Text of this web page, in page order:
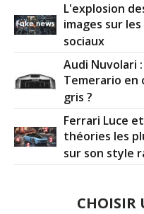
L'explosion
images sur
sociaux
Audi Nuvolari
Temerario en
gris ?
Ferrari Luce
théories les
sur son style
CHOISIR